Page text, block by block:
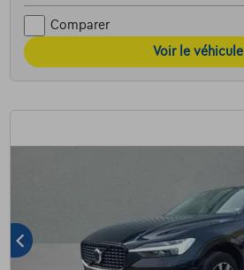
Comparer
Voir le véhicule